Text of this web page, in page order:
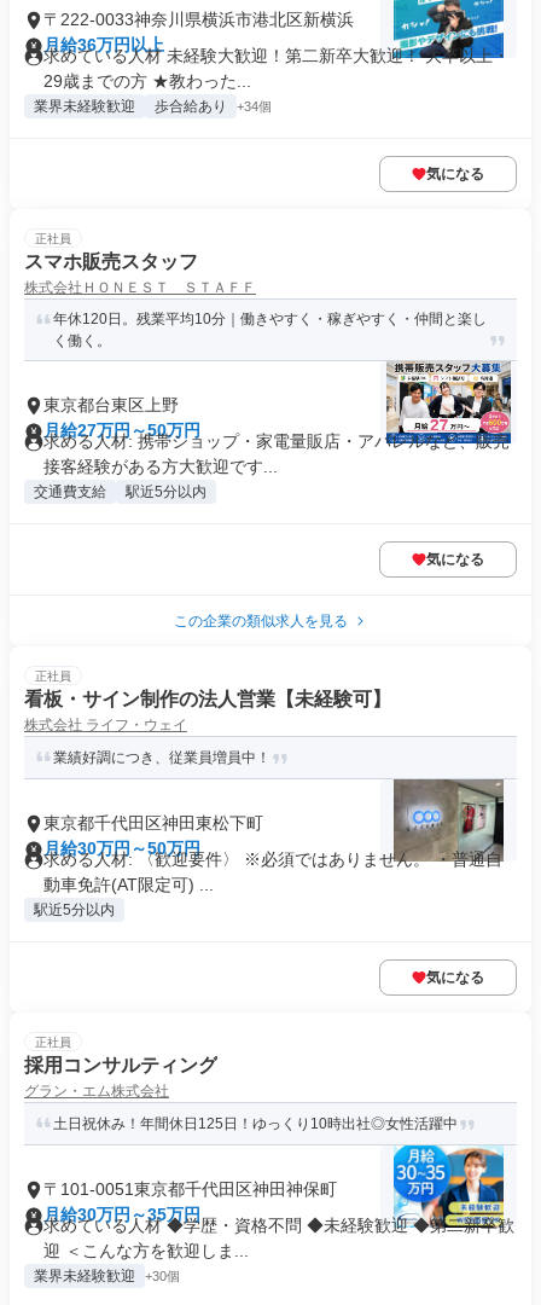
〒222-0033神奈川県横浜市港北区新横浜
月給36万円以上
求めている人材 未経験大歓迎！第二新卒大歓迎！ 大卒以上・
29歳までの方 ★教わった...
業界未経験歓迎 歩合給あり +34個
気になる
正社員
スマホ販売スタッフ
株式会社ＨＯＮＥＳＴ ＳＴＡＦＦ
年休120日。残業平均10分｜働きやすく・稼ぎやすく・仲間と楽し
く働く。
東京都台東区上野
月給27万円～50万円
求める人材: 携帯ショップ・家電量販店・アパレルなど、販売
接客経験がある方大歓迎です...
交通費支給 駅近5分以内
気になる
この企業の類似求人を見る
正社員
看板・サイン制作の法人営業【未経験可】
株式会社 ライフ・ウェイ
業績好調につき、従業員増員中！
東京都千代田区神田東松下町
月給30万円～50万円
求める人材: 〈歓迎要件〉 ※必須ではありません。 ・普通自
動車免許(AT限定可) ...
駅近5分以内
気になる
正社員
採用コンサルティング
グラン・エム株式会社
土日祝休み！年間休日125日！ゆっくり10時出社◎女性活躍中
〒101-0051東京都千代田区神田神保町
月給30万円～35万円
求めている人材 ◆学歴・資格不問 ◆未経験歓迎 ◆第二新卒歓
迎 ＜こんな方を歓迎しま...
業界未経験歓迎 +30個